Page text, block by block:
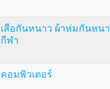
เสือกันหนาว ผ้าห่มกันหน
กีฬา
คอมพิวเตอร์